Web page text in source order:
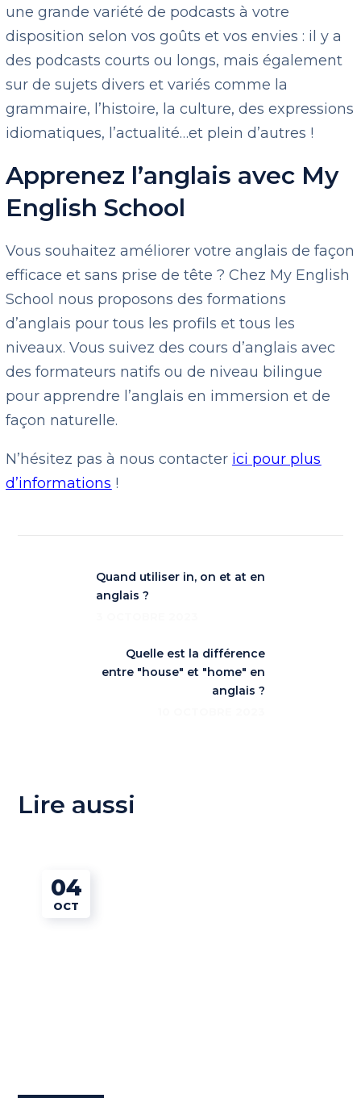
une grande variété de podcasts à votre
disposition selon vos goûts et vos envies : il y a
des podcasts courts ou longs, mais également
sur de sujets divers et variés comme la
grammaire, l’histoire, la culture, des expressions
idiomatiques, l’actualité…et plein d’autres !
Apprenez l’anglais avec My
English School
Vous souhaitez améliorer votre anglais de façon
efficace et sans prise de tête ? Chez My English
School nous proposons des formations
d’anglais pour tous les profils et tous les
niveaux. Vous suivez des cours d’anglais avec
des formateurs natifs ou de niveau bilingue
pour apprendre l’anglais en immersion et de
façon naturelle.
N’hésitez pas à nous contacter ici pour plus
d’informations !
Quand utiliser in, on et at en
anglais ?
Quelle est la différence
entre "house" et "home" en
anglais ?
Lire aussi
04
OCT